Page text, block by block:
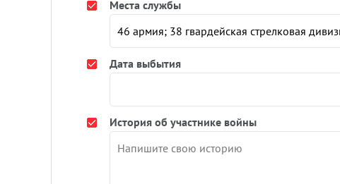
Места службы
Дата выбытия
История об участнике войны